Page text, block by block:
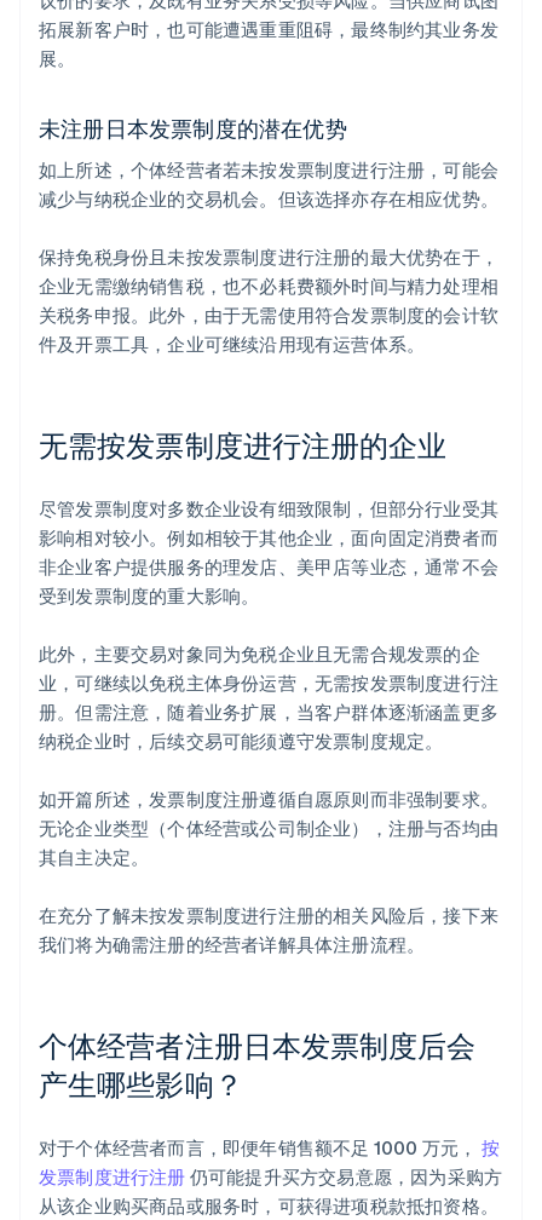
拓展新客户时，也可能遭遇重重阻碍，最终制约其业务发
展。
未注册日本发票制度的潜在优势
如上所述，个体经营者若未按发票制度进行注册，可能会
减少与纳税企业的交易机会。但该选择亦存在相应优势。
保持免税身份且未按发票制度进行注册的最大优势在于，
企业无需缴纳销售税，也不必耗费额外时间与精力处理相
关税务申报。此外，由于无需使用符合发票制度的会计软
件及开票工具，企业可继续沿用现有运营体系。
无需按发票制度进行注册的企业
尽管发票制度对多数企业设有细致限制，但部分行业受其
影响相对较小。例如相较于其他企业，面向固定消费者而
非企业客户提供服务的理发店、美甲店等业态，通常不会
受到发票制度的重大影响。
此外，主要交易对象同为免税企业且无需合规发票的企
业，可继续以免税主体身份运营，无需按发票制度进行注
册。但需注意，随着业务扩展，当客户群体逐渐涵盖更多
纳税企业时，后续交易可能须遵守发票制度规定。
如开篇所述，发票制度注册遵循自愿原则而非强制要求。
无论企业类型（个体经营或公司制企业），注册与否均由
其自主决定。
在充分了解未按发票制度进行注册的相关风险后，接下来
我们将为确需注册的经营者详解具体注册流程。
个体经营者注册日本发票制度后会
产生哪些影响？
对于个体经营者而言，即便年销售额不足 1000 万元， 按
发票制度进行注册 仍可能提升买方交易意愿，因为采购方
从该企业购买商品或服务时，可获得进项税款抵扣资格。